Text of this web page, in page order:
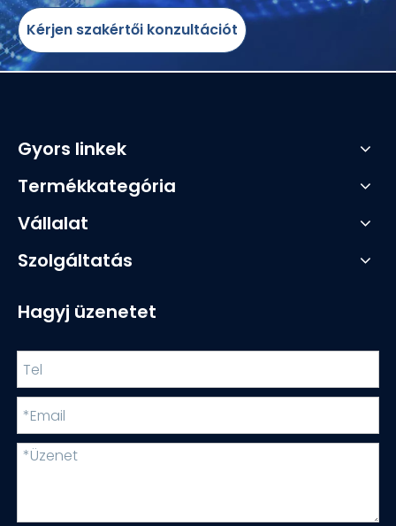
Kérjen szakértői konzultációt
Gyors linkek
Termékkategória
Vállalat
Szolgáltatás
Hagyj üzenetet